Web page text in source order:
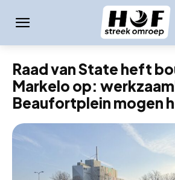
Raad van State heft
Markelo op:
Beaufortplein mogen